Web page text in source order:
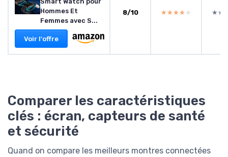
Hommes Et
Femmes avec S...
Voir l'offre
8/10 ★★★★★
★★★★★
Comparer les caractéristiques
clés : écran, capteurs de santé
et sécurité
Quand on compare les meilleurs montres connectées